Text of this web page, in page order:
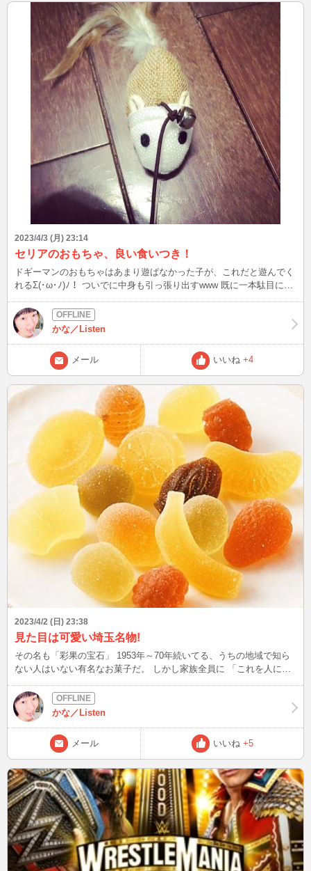
2023/4/3 (月) 23:14
セリアのおもちゃ、良い食いつき！
ドギーマンのおもちゃはあまり遊ばなかった子が、これだと遊んでく
れるΣ(･ω･ﾉ)ﾉ！ ついでに中身も引っ張り出すwww 既に一本駄目にし
強い(＾ω＾)
かな／Listen
メール いいね +4
2023/4/2 (日) 23:38
見た目は可愛い埼玉名物!
その名も「彩果の宝石」 1953年～70年続いてる、うちの地域で知ら
ない人はいない有名なお菓子だ。 しかし家族全員に 「これを人にあ
自然な甘ったるさが充満して異常」 「これほどもらって嬉しくない
プレゼントはない」 と言われた。 それには理由があって…。 表面に
付いてる砂糖?が既に甘く、更に甘い肝心の本体はゼリーなのかキャ
ンディーなのか判別つかない、何とも言えない触感が気持ち悪い(´;ω;
宝石は苦手な食べ物上位ランキングに(;^_^A とは言え、好きな人は好
きかも!! 美味しいと食レポしてる人もいますよ♪ 食べる場合は自己責
任で( ´∀｀ )
かな／Listen
メール いいね +5